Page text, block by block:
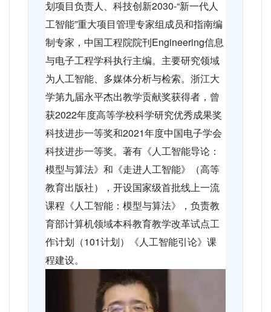
划项目负责人、科技创新2030-“新一代人
工智能”重大项目管理专家组成员和指南编
制专家，中国工程院院刊Engineering信息
与电子工程学科执行主编。主要研究领域
为人工智能、多媒体分析与检索。浙江大
学第九届永平杰出教学贡献奖获得者，曾
获2022年度高等学校科学研究优秀成果奖
科技进步一等奖和2021年度中国电子学会
科技进步一等奖。著有《人工智能导论：
模型与算法》和《走进人工智能》（高等
教育出版社），开设国家级首批线上一流
课程《人工智能：模型与算法》，负责教
育部计算机领域本科教育教学改革试点工
作计划（101计划）《人工智能引论》课
程建设。